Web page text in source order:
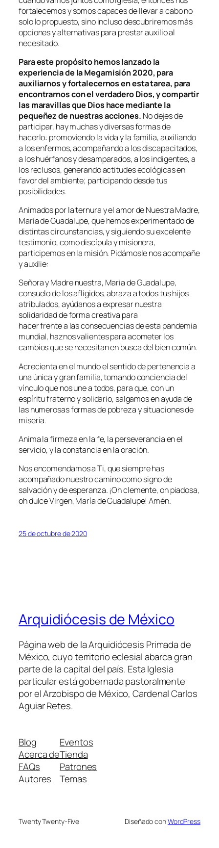
fortalecemos y somos capaces de llevar a cabo no
solo lo propuesto, sino incluso descubriremos más
opciones y alternativas para prestar auxilio al
necesitado.
Para este propósito hemos lanzado la
experiencia de la Megamisión 2020, para
auxiliarnos y fortalecernos en esta tarea, para
encontrarnos con el verdadero Dios, y compartir
las maravillas que Dios hace mediante la
pequeñez de nuestras acciones. No dejes de
participar, hay muchas y diversas formas de
hacerlo: promoviendo la vida y la familia, auxiliando
a los enfermos, acompañando a los discapacitados,
a los huérfanos y desamparados, a los indigentes, a
los reclusos, generando actitudes ecológicas en
favor del ambiente; participando desde tus
posibilidades.
Animados por la ternura y el amor de Nuestra Madre,
María de Guadalupe, que hemos experimentado de
distintas circunstancias, y siguiendo su excelente
testimonio, como discípula y misionera,
participemos en la misión. Pidámosle nos acompañe
y auxilie:
Señora y Madre nuestra, María de Guadalupe,
consuelo de los afligidos, abraza a todos tus hijos
atribulados, ayúdanos a expresar nuestra
solidaridad de forma creativa para
hacer frente a las consecuencias de esta pandemia
mundial, haznos valientes para acometer los
cambios que se necesitan en busca del bien común.
Acrecienta en el mundo el sentido de pertenencia a
una única y gran familia, tomando conciencia del
vínculo que nos une a todos, para que, con un
espíritu fraterno y solidario, salgamos en ayuda de
las numerosas formas de pobreza y situaciones de
miseria.
Anima la firmeza en la fe, la perseverancia en el
servicio, y la constancia en la oración.
Nos encomendamos a Ti, que siempre has
acompañado nuestro camino como signo de
salvación y de esperanza. ¡Oh clemente, oh piadosa,
oh dulce Virgen, María de Guadalupe! Amén.
25 de octubre de 2020
Arquidiócesis de México
Página web de la Arquidiócesis Primada de
México, cuyo territorio eclesial abarca gran
parte de la capital del país. Esta Iglesia
particular está gobernada pastoralmente
por el Arzobispo de México, Cardenal Carlos
Aguiar Retes.
Blog
Acerca de
FAQs
Autores
Eventos
Tienda
Patrones
Temas
Twenty Twenty-Five Diseñado conWordPress